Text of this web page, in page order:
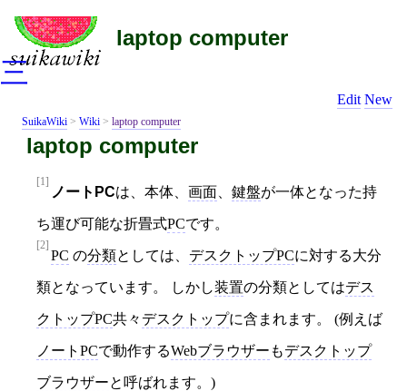
laptop computer
Edit New
SuikaWiki > Wiki > laptop computer
laptop computer
[1]
ノートPCは、本体、 画面 鍵盤が一体となった持
ち運び可能な折畳式PCです。
[2]
PC の分類としては、 デスクトップPCに対する大分
類となっています。 しかし装置の分類としてはデス
クトップPC共々 デスクトップに含まれます。 (例えば
ノートPCで動作するWebブラウザー もデスクトップ
ブラウザーと呼ばれます。)
三